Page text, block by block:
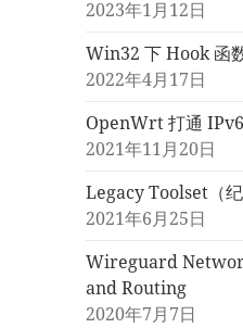
2023年1月12日
Win32 下 Hook 函
2022年4月17日
OpenWrt 打通
2021年11月20日
Legacy Toolset（纪
2021年6月25日
Wireguard
and Routing
2020年7月7日